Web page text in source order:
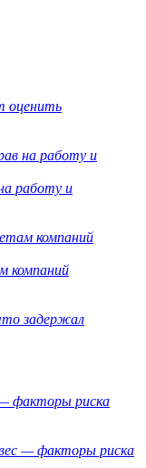
оценить
работу и
компаний
задержал
факторы риска